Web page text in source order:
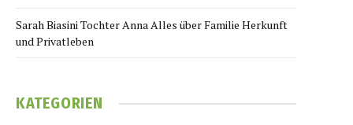
Sarah Biasini Tochter Anna Alles über Familie Herkunft
und Privatleben
KATEGORIEN